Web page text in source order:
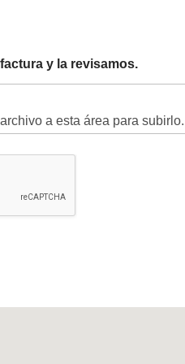
y la revisamos.
a esta área para subirlo.